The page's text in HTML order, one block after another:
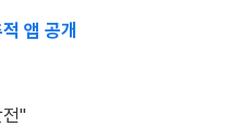
앱 공개
"